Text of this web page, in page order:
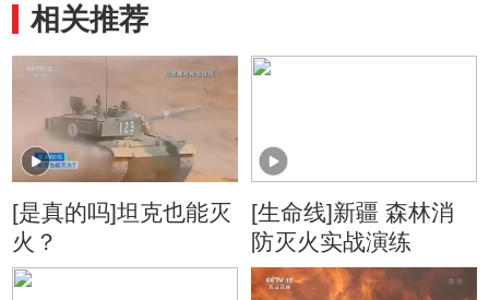
相关推荐
[是真的吗]坦克也能灭
火？
[生命线]新疆 森林消
防灭火实战演练